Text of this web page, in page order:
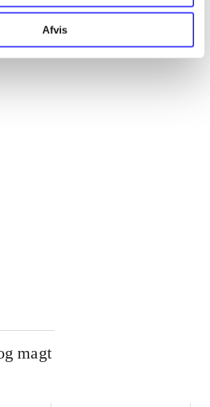
Afvis
fordelt på udgivelser
magt